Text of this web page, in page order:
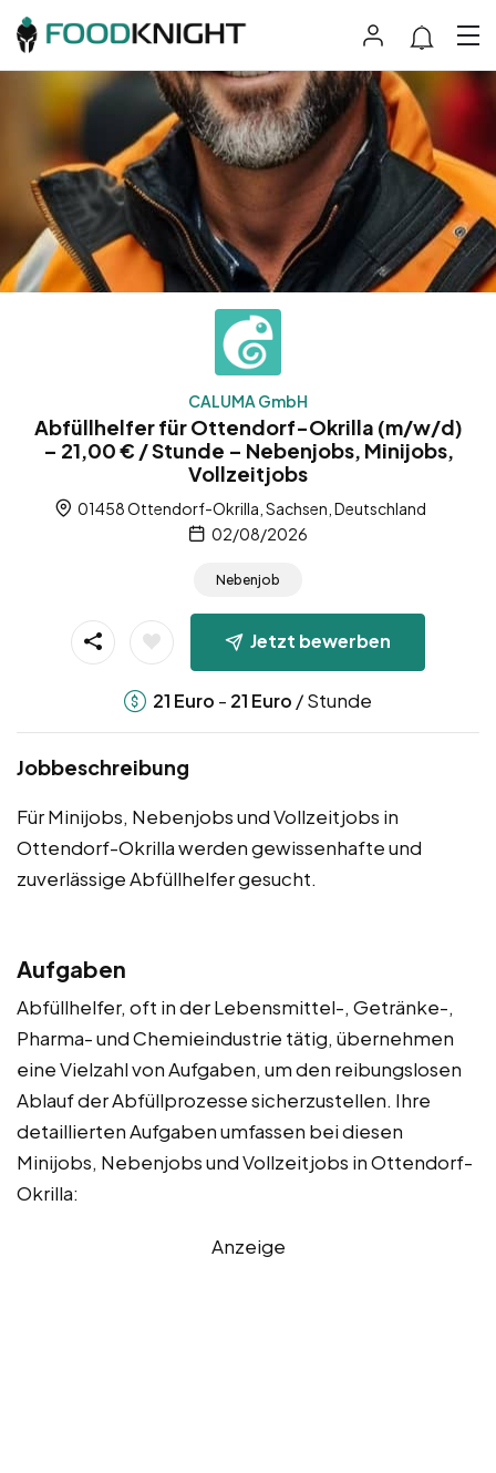
CALUMA GmbH
Abfüllhelfer für Ottendorf-Okrilla (m/w/d)
– 21,00 € / Stunde – Nebenjobs, Minijobs,
Vollzeitjobs
01458 Ottendorf-Okrilla, Sachsen, Deutschland
02/08/2026
Nebenjob
Jetzt bewerben
21 Euro - 21 Euro / Stunde
Jobbeschreibung
Für Minijobs, Nebenjobs und Vollzeitjobs in
Ottendorf-Okrilla werden gewissenhafte und
zuverlässige Abfüllhelfer gesucht.
Aufgaben
Abfüllhelfer, oft in der Lebensmittel-, Getränke-,
Pharma- und Chemieindustrie tätig, übernehmen
eine Vielzahl von Aufgaben, um den reibungslosen
Ablauf der Abfüllprozesse sicherzustellen. Ihre
detaillierten Aufgaben umfassen bei diesen
Minijobs, Nebenjobs und Vollzeitjobs in Ottendorf-
Okrilla:
Anzeige